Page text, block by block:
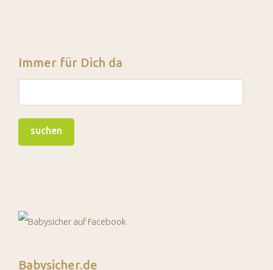
Immer für Dich da
Babysicher.de